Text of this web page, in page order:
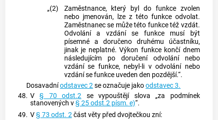
„(2)
Zaměstnance, který byl do funkce zvolen
nebo jmenován, lze z této funkce odvolat.
Zaměstnanec se může této funkce též vzdát.
Odvolání a vzdání se funkce musí být
písemné a doručeno druhému účastníku,
jinak je neplatné. Výkon funkce končí dnem
následujícím po doručení odvolání nebo
vzdání se funkce, nebyl-li v odvolání nebo
vzdání se funkce uveden den pozdější.“.
Dosavadníodstavec 2se označuje jakoodstavec 3.
48. V§ 70 odst.2 se vypouštějí slova „za podmínek
stanovených v§ 25 odst.2 písm. e)“.
49. V§ 73 odst. 2část věty před dvojtečkou zní: